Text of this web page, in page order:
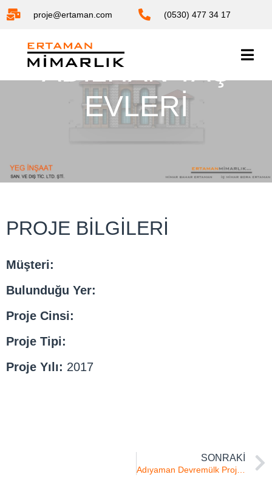
proje@ertaman.com (0530) 477 34 17
ADILHAN TAŞ
EVLERI
PROJE BILGILERI
Müşteri:
Bulunduğu Yer:
Proje Cinsi:
Proje Tipi:
Proje Yılı: 2017
SONRAKI
Adıyaman Devremülk Projesi